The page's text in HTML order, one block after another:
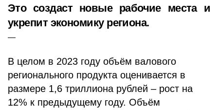
Это создаст новые рабочие места и
укрепит экономику региона.
В целом в 2023 году объём валового
регионального продукта оценивается в
размере 1,6 триллиона рублей – рост на
12% к предыдущему году. Объём